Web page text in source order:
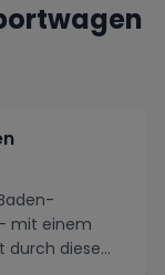
mit einem
durch diese